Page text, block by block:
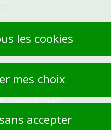
newsletter
les cookies
mes choix
accepter